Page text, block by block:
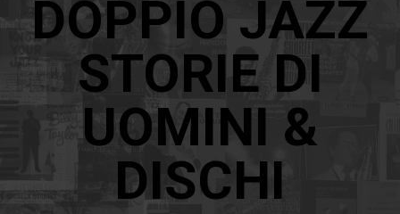
DOPPIO JAZZ
STORIE DI
UOMINI &
DISCHI